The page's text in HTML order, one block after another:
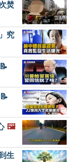
焚
究
📝
📝
🖼️
生